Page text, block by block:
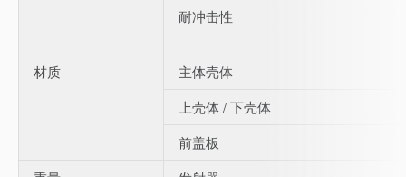
耐冲击性
材质
主体壳体
上壳体 / 下壳体
前盖板